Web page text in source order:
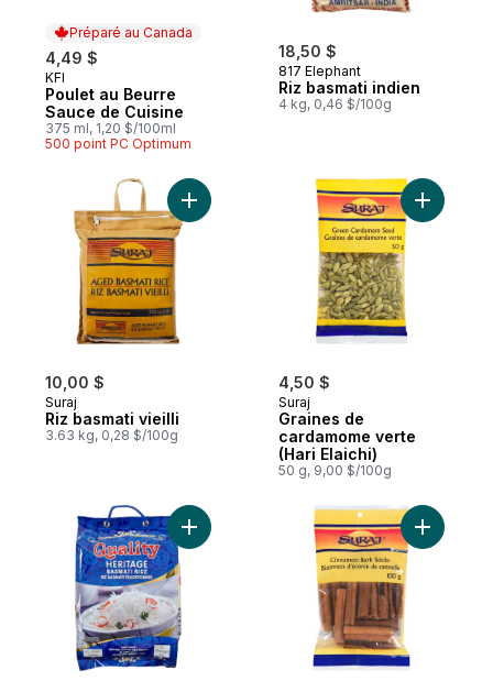
Préparé au Canada
4,49 $
Préparé au Canada
KFI
Poulet au Beurre
Sauce de Cuisine
375 ml, 1,20 $/100ml
500 point PC Optimum
18,50 $
817 Elephant
Riz basmati indien
4 kg, 0,46 $/100g
10,00 $
Suraj
Riz basmati vieilli
3.63 kg, 0,28 $/100g
Ajouter Riz basmati vieilli au panier
4,50 $
Suraj
Graines de
cardamome verte
(Hari Elaichi)
50 g, 9,00 $/100g
Ajouter
Ajouter Riz basmati Heritage au panier
Ajouter